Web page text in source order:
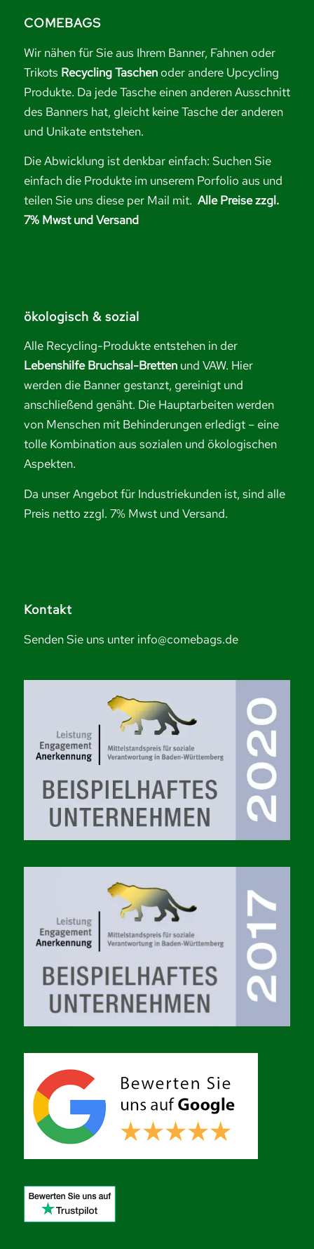
COMEBAGS
Wir nähen für Sie aus Ihrem Banner, Fahnen oder
Trikots Recycling Taschenoder andere Upcycling
Produkte. Da jede Tasche einen anderen Ausschnitt
des Banners hat, gleicht keine Tasche der anderen
und Unikate entstehen.
Die Abwicklung ist denkbar einfach: Suchen Sie
einfach die Produkte im unserem Porfolio aus und
teilen Sie uns diese per Mail mit. Alle Preise zzgl.
7% Mwst und Versand
ökologisch & sozial
Alle Recycling-Produkte entstehen in der
Lebenshilfe Bruchsal-Bretten und VAW. Hier
werden die Banner gestanzt, gereinigt und
anschließend genäht. Die Hauptarbeiten werden
von Menschen mit Behinderungen erledigt – eine
tolle Kombination aus sozialen und ökologischen
Aspekten.
Da unser Angebot für Industriekunden ist, sind alle
Preis netto zzgl. 7% Mwst und Versand.
Kontakt
Senden Sie uns unter info@comebags.de